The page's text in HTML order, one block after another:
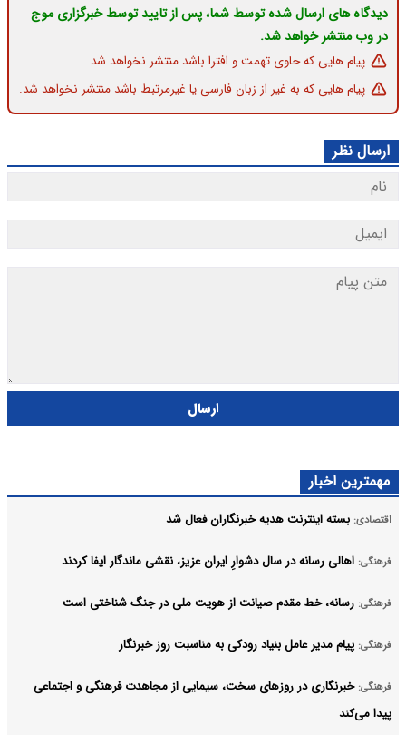
دیدگاه های ارسال شده توسط شما، پس از تایید توسط خبرگزاری موج
در وب منتشر خواهد شد.
پیام هایی که حاوی تهمت و افترا باشد منتشر نخواهد شد.
پیام هایی که به غیر از زبان فارسی یا غیرمرتبط باشد منتشر نخواهد شد.
ارسال نظر
ارسال
مهمترین اخبار
اقتصادی: بسته اینترنت هدیه خبرنگاران فعال شد
فرهنگی: اهالی رسانه در سال دشوارِ ایران عزیز، نقشی ماندگار ایفا کردند
فرهنگی: رسانه، خط مقدم صیانت از هویت ملی در جنگ شناختی است
فرهنگی: پیام مدیر عامل بنیاد رودکی به مناسبت روز خبرنگار
فرهنگی: خبرنگاری در روزهای سخت، سیمایی از مجاهدت فرهنگی و اجتماعی
پیدا می‌کند